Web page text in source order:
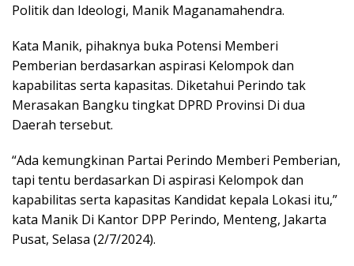
Politik dan Ideologi, Manik Maganamahendra.
Kata Manik, pihaknya buka Potensi Memberi
Pemberian berdasarkan aspirasi Kelompok dan
kapabilitas serta kapasitas. Diketahui Perindo tak
Merasakan Bangku tingkat DPRD Provinsi Di dua
Daerah tersebut.
“Ada kemungkinan Partai Perindo Memberi Pemberian,
tapi tentu berdasarkan Di aspirasi Kelompok dan
kapabilitas serta kapasitas Kandidat kepala Lokasi itu,”
kata Manik Di Kantor DPP Perindo, Menteng, Jakarta
Pusat, Selasa (2/7/2024).